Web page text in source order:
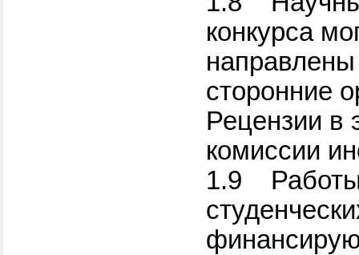
конкурса
направлены
сторонние
Рецензии в
комиссии
1.9